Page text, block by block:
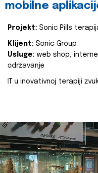
mobilne
Projekt: Sonic Pills
Klijent: Sonic Group
Usluge: web shop,
održavanje
IT u inovativnoj terapiji